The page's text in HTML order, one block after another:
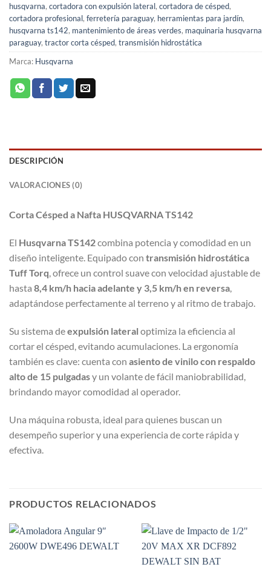
husqvarna, cortadora con expulsión lateral, cortadora de césped,
cortadora profesional, ferretería paraguay, herramientas para jardín,
husqvarna ts142, mantenimiento de áreas verdes, maquinaria husqvarna
paraguay, tractor corta césped, transmisión hidrostática
Marca: Husqvarna
DESCRIPCIÓN
VALORACIONES (0)
Corta Césped a Nafta HUSQVARNA TS142
El Husqvarna TS142combina potencia y comodidad en un
diseño inteligente. Equipado con transmisión hidrostática
Tuff Torq, ofrece un control suave con velocidad ajustable de
hasta 8,4 km/h hacia adelante y 3,5 km/h en reversa,
adaptándose perfectamente al terreno y al ritmo de trabajo.
Su sistema deexpulsión lateral optimiza la eficiencia al
cortar el césped, evitando acumulaciones. La ergonomía
también es clave: cuenta con asiento de vinilo con respaldo
alto de 15 pulgadasy un volante de fácil maniobrabilidad,
brindando mayor comodidad al operador.
Una máquina robusta, ideal para quienes buscan un
desempeño superior y una experiencia de corte rápida y
efectiva.
PRODUCTOS RELACIONADOS